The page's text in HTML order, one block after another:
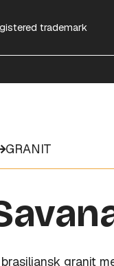
trademark
GRANIT
granit